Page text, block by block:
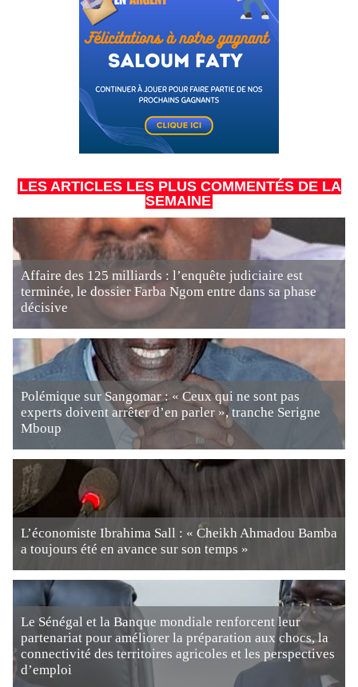
LES ARTICLES LES PLUS COMMENTÉS DE LA
SEMAINE
Affaire des 125 milliards : l’enquête judiciaire est
terminée, le dossier Farba Ngom entre dans sa phase
décisive
Polémique sur Sangomar : « Ceux qui ne sont pas
experts doivent arrêter d’en parler », tranche Serigne
Mboup
L’économiste Ibrahima Sall : « Cheikh Ahmadou Bamba
a toujours été en avance sur son temps »
Le Sénégal et la Banque mondiale renforcent leur
partenariat pour améliorer la préparation aux chocs, la
connectivité des territoires agricoles et les perspectives
d’emploi